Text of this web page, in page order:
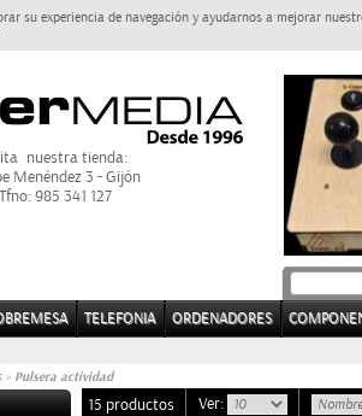
su experiencia de navegación y ayudarnos a mejorar
nuestra tienda:
Menéndez 3 - Gijón
Tfno: 985 341 127
TELEFONIA ORDENADORES
» Pulsera actividad
15 productos Ver: